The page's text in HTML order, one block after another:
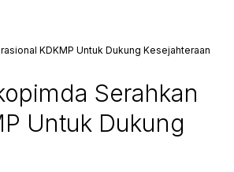
KDKMP Untuk Dukung Kesejahteraan
Serahkan
Untuk Dukung